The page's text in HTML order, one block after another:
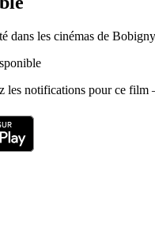
dans les cinémas de
les notifications pour ce film